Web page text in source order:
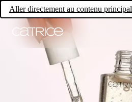
Aller directement au contenu principal
Own your magic.